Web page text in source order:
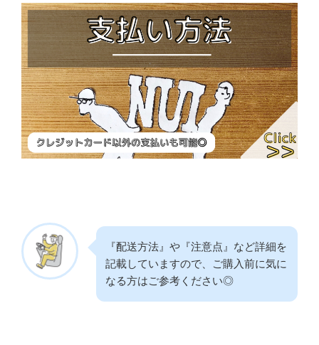
『配送方法』や『注意点』など詳細を
記載していますので、ご購入前に気に
なる方はご参考ください◎